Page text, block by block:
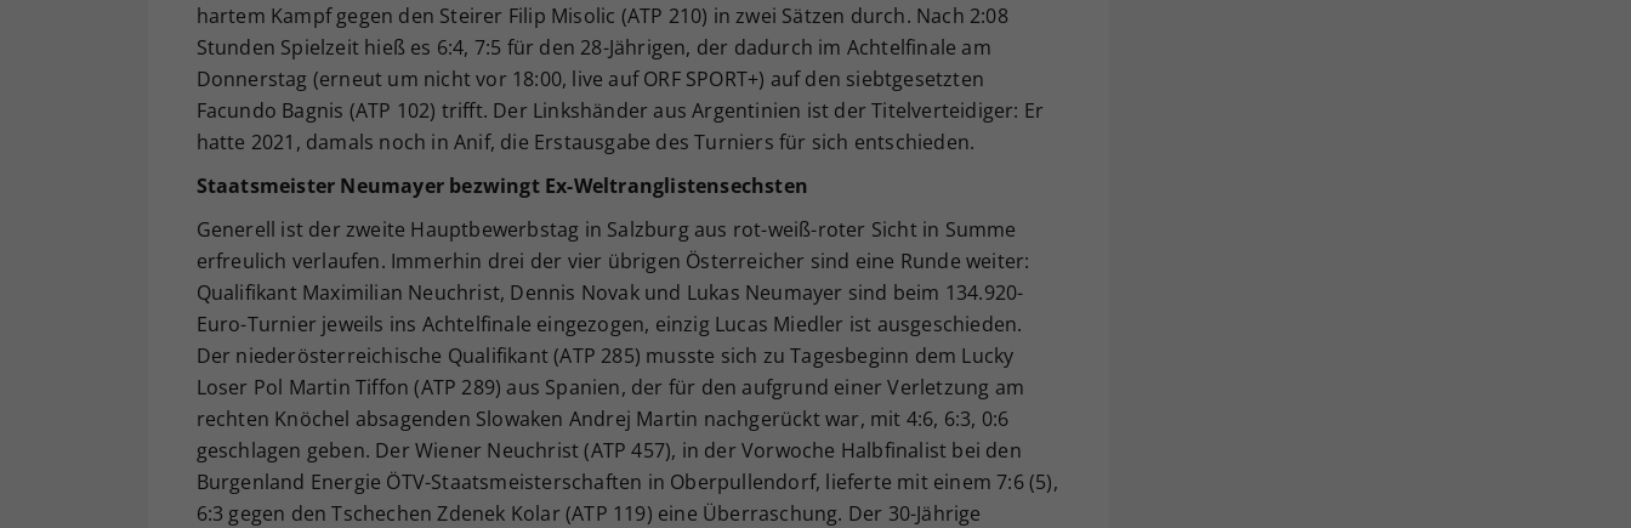
hartem Kampf gegen den Steirer Filip Misolic (ATP 210) in zwei Sätzen durch. Nach 2:08
Stunden Spielzeit hieß es 6:4, 7:5 für den 28-Jährigen, der dadurch im Achtelfinale am
Donnerstag (erneut um nicht vor 18:00, live auf ORF SPORT+) auf den siebtgesetzten
Facundo Bagnis (ATP 102) trifft. Der Linkshänder aus Argentinien ist der Titelverteidiger: Er
hatte 2021, damals noch in Anif, die Erstausgabe des Turniers für sich entschieden.
Staatsmeister Neumayer bezwingt Ex-Weltranglistensechsten
Generell ist der zweite Hauptbewerbstag in Salzburg aus rot-weiß-roter Sicht in Summe
erfreulich verlaufen. Immerhin drei der vier übrigen Österreicher sind eine Runde weiter:
Qualifikant Maximilian Neuchrist, Dennis Novak und Lukas Neumayer sind beim 134.920-
Euro-Turnier jeweils ins Achtelfinale eingezogen, einzig Lucas Miedler ist ausgeschieden.
Der niederösterreichische Qualifikant (ATP 285) musste sich zu Tagesbeginn dem Lucky
Loser Pol Martin Tiffon (ATP 289) aus Spanien, der für den aufgrund einer Verletzung am
rechten Knöchel absagenden Slowaken Andrej Martin nachgerückt war, mit 4:6, 6:3, 0:6
geschlagen geben. Der Wiener Neuchrist (ATP 457), in der Vorwoche Halbfinalist bei den
Burgenland Energie ÖTV-Staatsmeisterschaften in Oberpullendorf, lieferte mit einem 7:6 (5),
6:3 gegen den Tschechen Zdenek Kolar (ATP 119) eine Überraschung. Der 30-Jährige